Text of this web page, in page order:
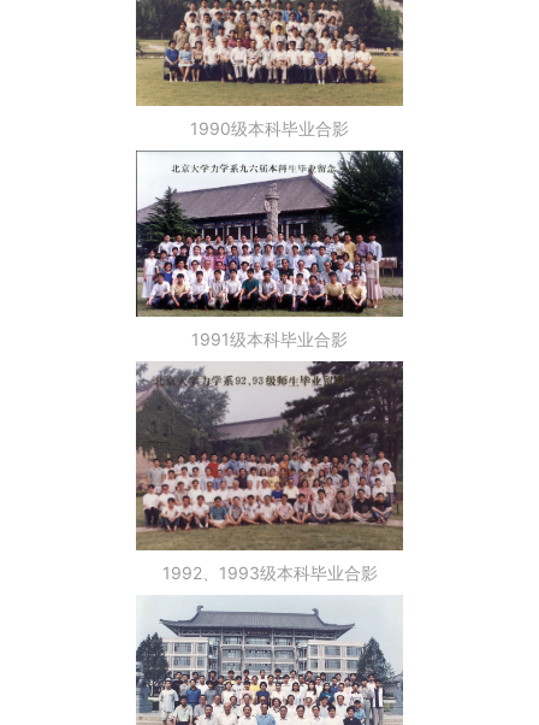
1990级本科毕业合影
1991级本科毕业合影
1992、1993级本科毕业合影